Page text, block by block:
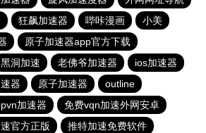
狂飙加速器 哔咔漫画
小美
原子加速器app官方下载
黑洞加速 老佛爷加速器
ios加速器
器 原子加速器
outline
加速器
免费vqn加速外网安卓
官方正版
推特加速免费软件